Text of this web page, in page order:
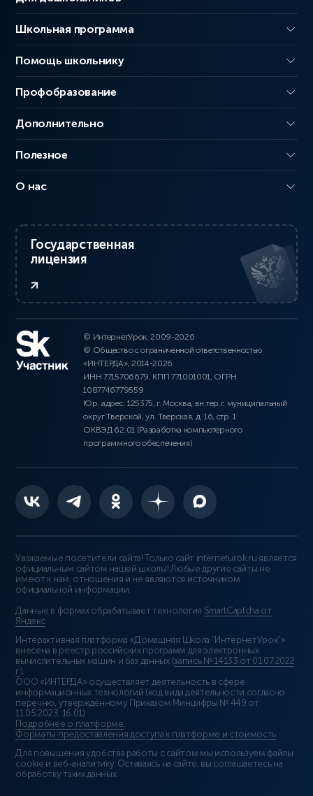
Школьная программа
Помощь школьнику
Профобразование
Дополнительно
Полезное
О нас
Государственная
лицензия
© ИнтернетУрок, 2009-2026
© Общество с ограниченной ответственностью
«ИНТЕРДА», 2014-2026
ИНН 7715706679, КПП 771001001, ОГРН
1087746779559
Юр. адрес: 125375, г. Москва, вн.тер.г. муниципальный
округ Тверской, ул. Тверская, д. 16, стр. 1
ОКВЭД 62.01 (Разработка компьютерного
программного обеспечения)
Уважаемые посетители сайта! Только сайт interneturok.ru является
официальным сайтом нашей школы! Любые другие сайты не
имеют к нам отношения и не являются источником
официальной информации.
Данные в формах обрабатывает технология SmartCaptcha от
Яндекс
Интерактивная платформа «Домашняя Школа “ИнтернетУрок”»
внесена в реестр российских программ для электронных
вычислительных машин и баз данных (запись № 14133 от 01.07.2022
г.).
ООО «ИНТЕРДА» осуществляет деятельность в сфере
информационных технологий (код вида деятельности согласно
перечню, утверждённому Приказом Минцифры № 449 от
11.05.2023: 16.01)
Подробнее о платформе.
Форматы предоставления доступа к платформе и стоимость.
Для повышения удобства работы с сайтом мы используем файлы
cookie и веб-аналитику. Оставаясь на сайте, вы соглашаетесь на
обработку таких данных.